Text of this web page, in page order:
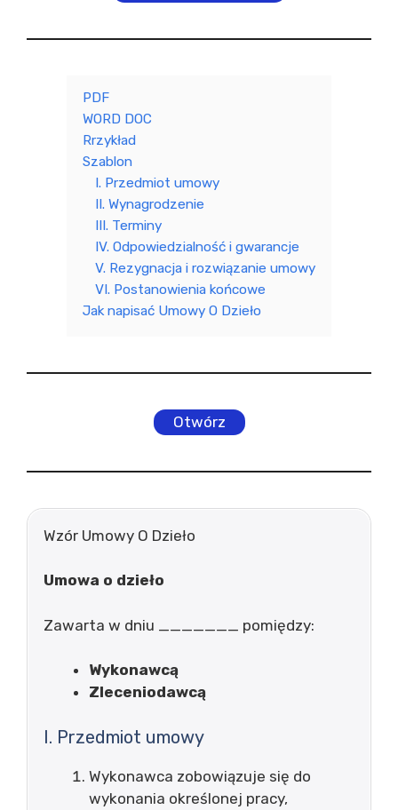
PDF
WORD DOC
Rrzykład
Szablon
I. Przedmiot umowy
II. Wynagrodzenie
III. Terminy
IV. Odpowiedzialność i gwarancje
V. Rezygnacja i rozwiązanie umowy
VI. Postanowienia końcowe
Jak napisać Umowy O Dzieło
Otwórz
Wzór Umowy O Dzieło
Umowa o dzieło
Zawarta w dniu _______ pomiędzy:
Wykonawcą
Zleceniodawcą
I. Przedmiot umowy
Wykonawca zobowiązuje się do
wykonania określonej pracy,